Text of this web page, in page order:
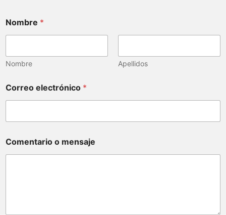
Nombre *
Nombre Apellidos
Correo electrónico *
Comentario o mensaje